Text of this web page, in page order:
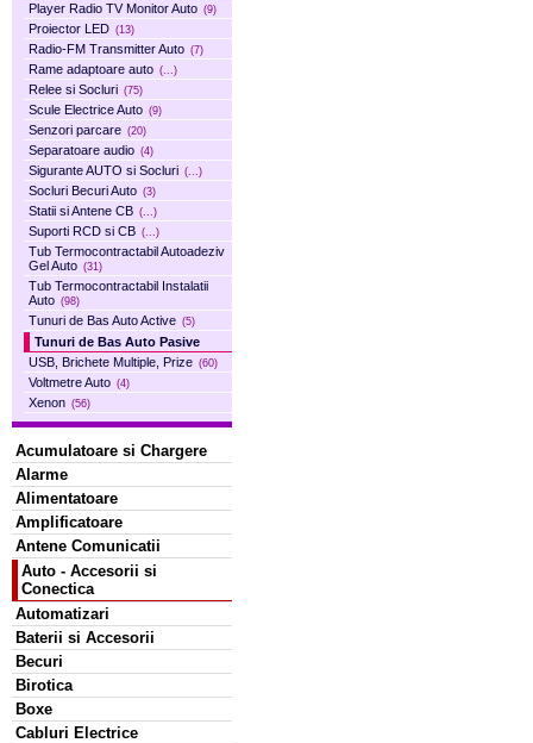
Player Radio TV Monitor Auto (9)
Proiector LED (13)
Radio-FM Transmitter Auto (7)
Rame adaptoare auto (...)
Relee si Socluri (75)
Scule Electrice Auto (9)
Senzori parcare (20)
Separatoare audio (4)
Sigurante AUTO si Socluri (...)
Socluri Becuri Auto (3)
Statii si Antene CB (...)
Suporti RCD si CB (...)
Tub Termocontractabil Autoadeziv
Gel Auto (31)
Tub Termocontractabil Instalatii
Auto (98)
Tunuri de Bas Auto Active (5)
Tunuri de Bas Auto Pasive
USB, Brichete Multiple, Prize (60)
Voltmetre Auto (4)
Xenon (56)
Acumulatoare si Chargere
Alarme
Alimentatoare
Amplificatoare
Antene Comunicatii
Auto - Accesorii si
Conectica
Automatizari
Baterii si Accesorii
Becuri
Birotica
Boxe
Cabluri Electrice